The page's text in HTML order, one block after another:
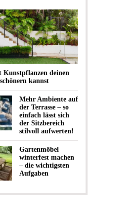
Kunstpflanzen deinen
kannst
Mehr Ambiente auf
der Terrasse – so
einfach lässt sich
der Sitzbereich
stilvoll aufwerten!
Gartenmöbel
winterfest machen
– die wichtigsten
Aufgaben